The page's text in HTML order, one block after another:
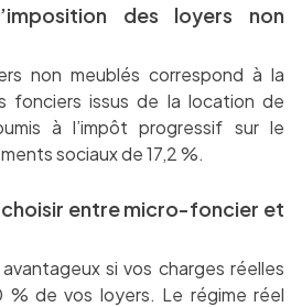
des loyers non
non meublés correspond à la
fonciers issus de la location de
à l’impôt progressif sur le
sociaux de 17,2 %.
entre micro-foncier et
si vos charges réelles
% de vos loyers. Le régime réel